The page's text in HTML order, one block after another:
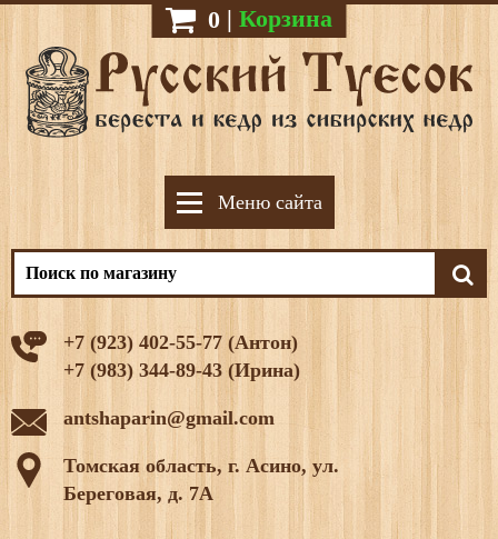
0 | Корзина
Меню сайта
+7 (923) 402-55-77 (Антон)
+7 (983) 344-89-43 (Ирина)
antshaparin@gmail.com
Томская область, г. Асино, ул.
Береговая, д. 7А